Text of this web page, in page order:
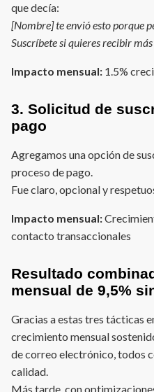
que decía:
[Nombre] te envió esto porque
Suscríbete si quieres recibir
Impacto mensual: 1.5%
3. Solicitud de
pago
Agregamos una opción de
proceso de pago.
Fue claro, opcional y
Impacto mensual:
contacto transaccionales
Resultado
mensual de 9,5%
Gracias a estas tres tácticas
crecimiento mensual
de correo electrónico, todos
calidad.
Más tarde, con